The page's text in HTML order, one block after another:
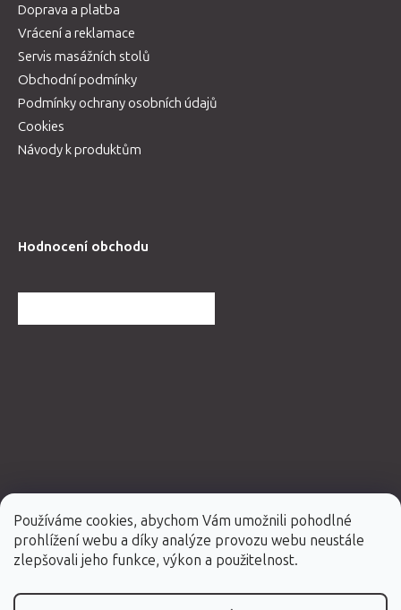
Používáme cookies, abychom Vám umožnili pohodlné
prohlížení webu a díky analýze provozu webu neustále
zlepšovali jeho funkce, výkon a použitelnost.
Doprava a platba
Vrácení a reklamace
Servis masážních stolů
Obchodní podmínky
Podmínky ochrany osobních údajů
Cookies
Návody k produktům
Hodnocení obchodu
Vytvořil Shoptet Premium